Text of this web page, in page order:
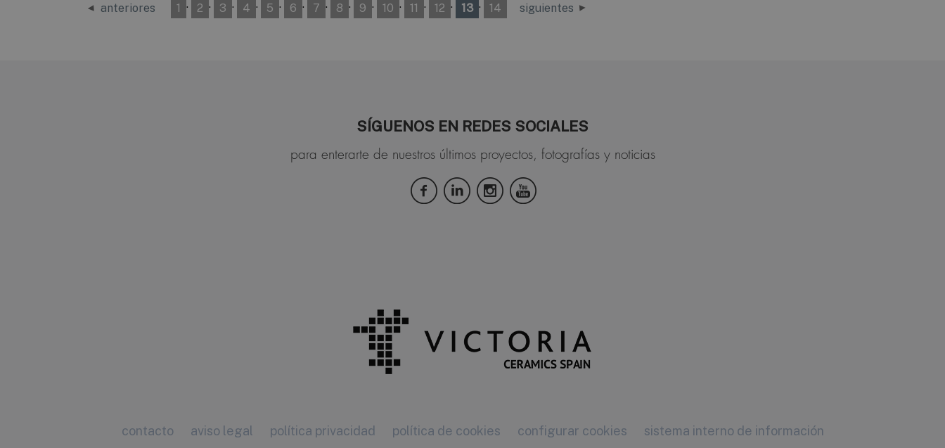
anteriores 1 · 2 · 3 · 4 · 5 · 6 · 7 · 8 · 9 · 10 · 11 · 12 · 13 · 14 siguientes
SÍGUENOS EN REDES SOCIALES
para enterarte de nuestros últimos proyectos, fotografías y noticias
contacto aviso legal política privacidad política de cookies configurar cookies sistema interno de información